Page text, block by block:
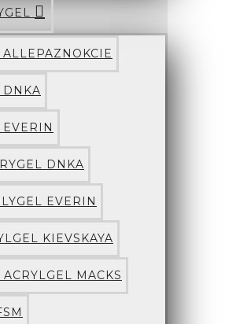
DNKA
DNKA
EVERIN
KIEVSKAYA
MACKS